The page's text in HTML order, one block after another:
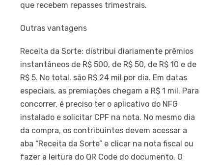
que recebem repasses trimestrais.
Outras vantagens
Receita da Sorte: distribui diariamente prêmios
instantâneos de R$ 500, de R$ 50, de R$ 10 e de
R$ 5. No total, são R$ 24 mil por dia. Em datas
especiais, as premiações chegam a R$ 1 mil. Para
concorrer, é preciso ter o aplicativo do NFG
instalado e solicitar CPF na nota. No mesmo dia
da compra, os contribuintes devem acessar a
aba “Receita da Sorte” e clicar na nota fiscal ou
fazer a leitura do QR Code do documento. O